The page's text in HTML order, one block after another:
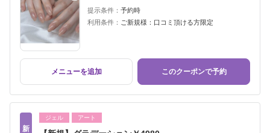
提示条件： 予約時
利用条件： ご新規様：口コミ頂ける方限定
メニューを追加 このクーポンで予約
新
ジェル アート